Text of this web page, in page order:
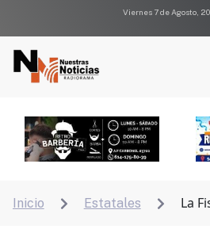
Viernes 7 de Agosto,
Inicio  Estatales 
La